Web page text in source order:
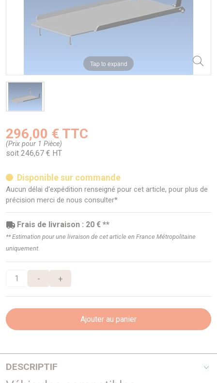
Tap to expand
296,00 € TTC
(Prix pour 1 Pièce)
soit 246,67 € HT
Disponible sur commande
Aucun délai d'expédition renseigné pour cet article, pour plus de
précision merci de nous consulter*
Frais de livraison : 20 € **
** Estimation pour une livraison de cet article en France Métropolitaine
uniquement.
- +
Ajouter au panier
DESCRIPTIF